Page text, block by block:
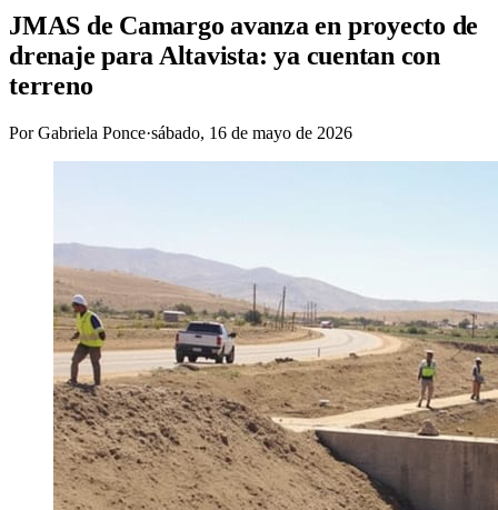
JMAS de Camargo avanza en proyecto de
drenaje para Altavista: ya cuentan con
terreno
PorGabriela Ponce·sábado, 16 de mayo de 2026